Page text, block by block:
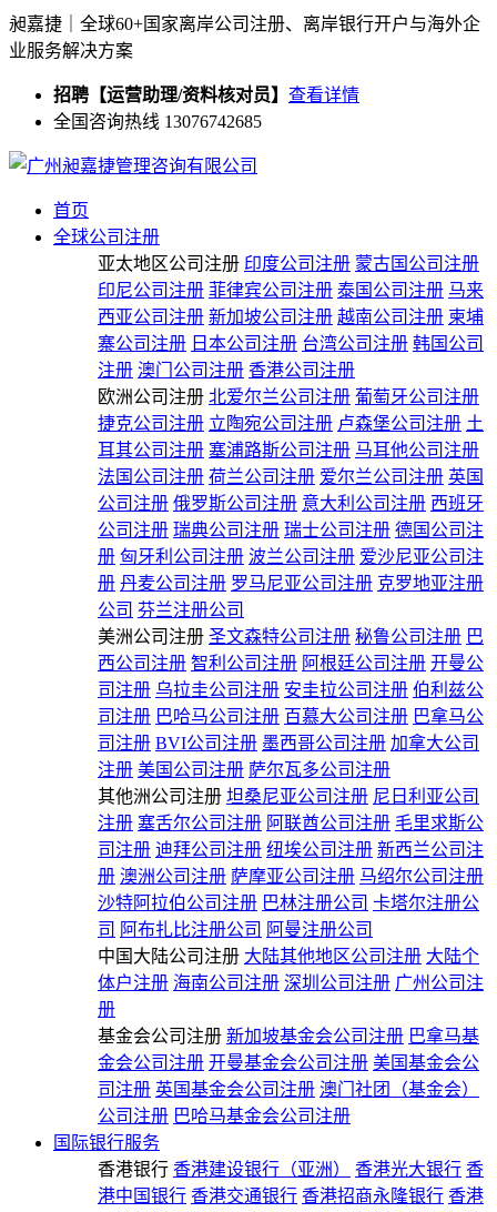
昶嘉捷｜全球60+国家离岸公司注册、离岸银行开户与海外企
业服务解决方案
招聘【运营助理/资料核对员】 查看详情
全国咨询热线 13076742685
首页
全球公司注册
亚太地区公司注册 印度公司注册 蒙古国公司注册
印尼公司注册 菲律宾公司注册 泰国公司注册 马来
西亚公司注册 新加坡公司注册 越南公司注册 柬埔
寨公司注册 日本公司注册 台湾公司注册 韩国公司
注册 澳门公司注册 香港公司注册
欧洲公司注册 北爱尔兰公司注册 葡萄牙公司注册
捷克公司注册 立陶宛公司注册 卢森堡公司注册 土
耳其公司注册 塞浦路斯公司注册 马耳他公司注册
法国公司注册 荷兰公司注册 爱尔兰公司注册 英国
公司注册 俄罗斯公司注册 意大利公司注册 西班牙
公司注册 瑞典公司注册 瑞士公司注册 德国公司注
册 匈牙利公司注册 波兰公司注册 爱沙尼亚公司注
册 丹麦公司注册 罗马尼亚公司注册 克罗地亚注册
公司 芬兰注册公司
美洲公司注册 圣文森特公司注册 秘鲁公司注册 巴
西公司注册 智利公司注册 阿根廷公司注册 开曼公
司注册 乌拉圭公司注册 安圭拉公司注册 伯利兹公
司注册 巴哈马公司注册 百慕大公司注册 巴拿马公
司注册 BVI公司注册 墨西哥公司注册 加拿大公司
注册 美国公司注册 萨尔瓦多公司注册
其他洲公司注册 坦桑尼亚公司注册 尼日利亚公司
注册 塞舌尔公司注册 阿联酋公司注册 毛里求斯公
司注册 迪拜公司注册 纽埃公司注册 新西兰公司注
册 澳洲公司注册 萨摩亚公司注册 马绍尔公司注册
沙特阿拉伯公司注册 巴林注册公司 卡塔尔注册公
司 阿布扎比注册公司 阿曼注册公司
中国大陆公司注册 大陆其他地区公司注册 大陆个
体户注册 海南公司注册 深圳公司注册 广州公司注
册
基金会公司注册 新加坡基金会公司注册 巴拿马基
金会公司注册 开曼基金会公司注册 美国基金会公
司注册 英国基金会公司注册 澳门社团（基金会）
公司注册 巴哈马基金会公司注册
国际银行服务
香港银行 香港建设银行（亚洲） 香港光大银行 香
港中国银行 香港交通银行 香港招商永隆银行 香港